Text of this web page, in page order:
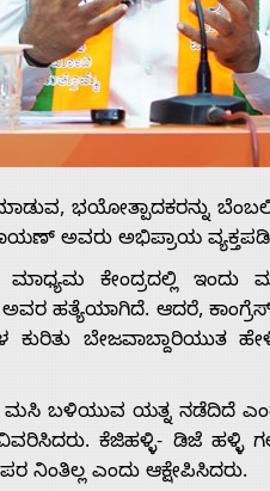
ಭಯೋತ್ಪಾದಕರನ್ನು
ಅವರು ಅಭಿಪ್ರಾಯ
ಕೇಂದ್ರದಲ್ಲಿ ಇಂದು
ಹತ್ಯೆಯಾಗಿದೆ. ಆದರೆ, ಕಾಂಗ್ರೆಸ್
ಕುರಿತು ಬೇಜವಾಬ್ದಾರಿಯುತ
ಬಳಿಯುವ ಯತ್ನ ನಡೆದಿದೆ
ಕೆಜಿಹಳ್ಳಿ- ಡಿಜೆ ಹಳ್ಳಿ
ನಿಂತಿಲ್ಲ ಎಂದು ಆಕ್ಷೇಪಿಸಿದರು.